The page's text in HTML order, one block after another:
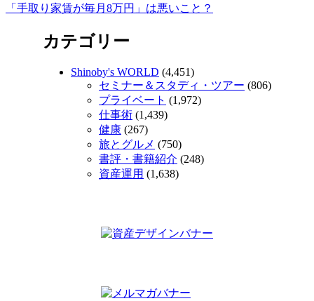
「手取り家賃が毎月8万円」は悪いこと？
カテゴリー
Shinoby's WORLD (4,451)
セミナー＆スタディ・ツアー (806)
プライベート (1,972)
仕事術 (1,439)
健康 (267)
旅とグルメ (750)
書評・書籍紹介 (248)
資産運用 (1,638)